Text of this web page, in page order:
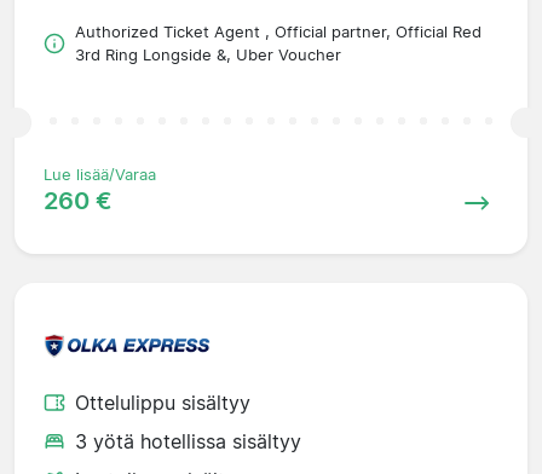
Authorized Ticket Agent , Official partner, Official Red
3rd Ring Longside &, Uber Voucher
Lue lisää/Varaa
260 €
Ottelulippu sisältyy
3 yötä hotellissa sisältyy